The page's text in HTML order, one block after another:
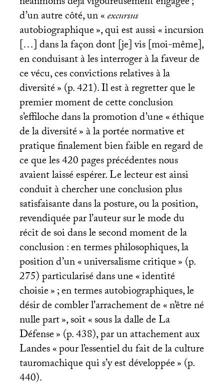
d’un autre côté, un «excursus
autobiographique», qui est aussi «incursion
[…] dans la façon dont [je] vis [moi-même],
en conduisant à les interroger à la faveur de
ce vécu, ces convictions relatives à la
diversité» (p. 421). Il est à regretter que le
premier moment de cette conclusion
s’effiloche dans la promotion d’une «éthique
de la diversité» à la portée normative et
pratique finalement bien faible en regard de
ce que les 420 pages précédentes nous
avaient laissé espérer. Le lecteur est ainsi
conduit à chercher une conclusion plus
satisfaisante dans la posture, ou la position,
revendiquée par l’auteur sur le mode du
récit de soi dans le second moment de la
conclusion : en termes philosophiques, la
position d’un «universalisme critique» (p.
275) particularisé dans une «identité
choisie»; en termes autobiographiques, le
désir de combler l’arrachement de «n’être né
nulle part», soit «sous la dalle de La
Défense» (p. 438), par un attachement aux
Landes «pour l’essentiel du fait de la culture
tauromachique qui s’y est développée» (p.
440).